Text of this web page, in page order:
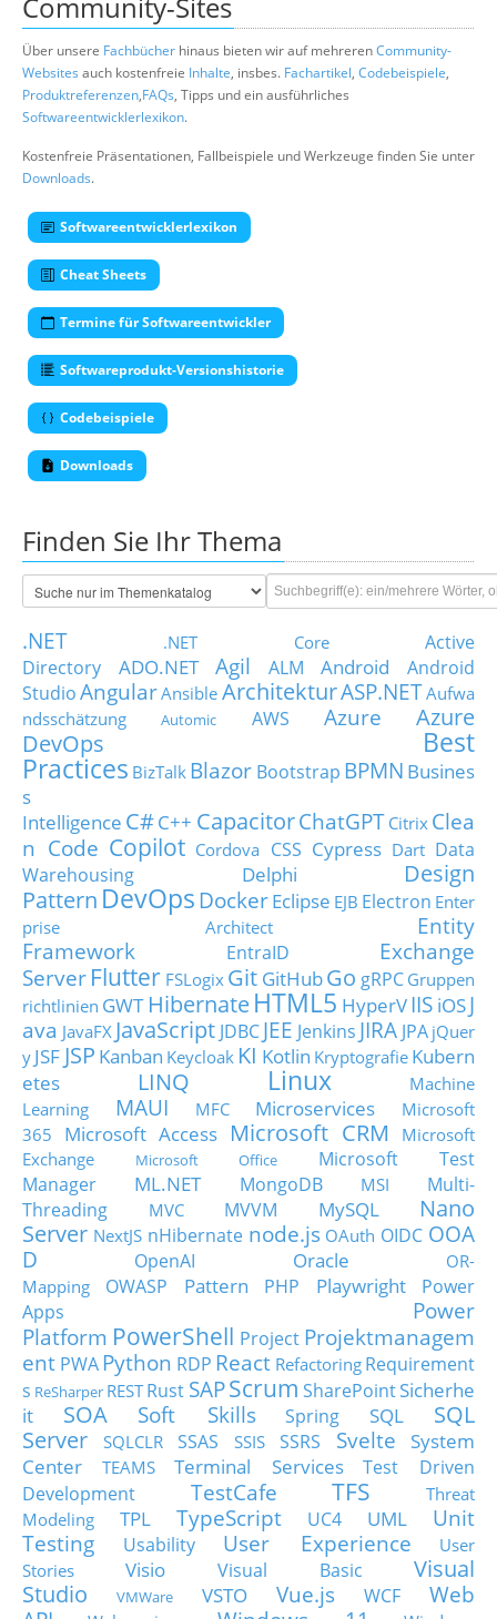
Community-Sites
Über unsere Fachbücher hinaus bieten wir auf mehrerenCommunity-
Websites auch kostenfreie Inhalte, insbes. Fachartikel, Codebeispiele,
Produktreferenzen,FAQs, Tipps und ein ausführliches
Softwareentwicklerlexikon.
Kostenfreie Präsentationen, Fallbeispiele und Werkzeuge finden Sie unter
Downloads.
Softwareentwicklerlexikon
Cheat Sheets
Termine für Softwareentwickler
Softwareprodukt-Versionshistorie
Codebeispiele
Downloads
Finden Sie Ihr Thema
.NET .NET Core
Active
Directory
ADO.NET Agil ALM Android
Android
StudioAngularAnsible ArchitekturASP.NETAufwa
ndsschätzung
Automic AWS Azure
Azure
DevOps
Best
Practices BizTalk Blazor Bootstrap BPMN Busines
s
Intelligence C#C++ CapacitorChatGPT Citrix Clea
n Code Copilot Cordova CSS Cypress Dart Data
Warehousing
Delphi
Design
Pattern DevOps DockerEclipse EJB Electron Enter
prise Architect
Entity
Framework
EntraID
Exchange
Server Flutter FSLogix Git GitHubGo gRPC Gruppen
richtlinien GWT HibernateHTML5 HyperVIIS iOSJ
ava JavaFX JavaScript JDBC JEE Jenkins JIRA JPA jQuer
y JSF JSP Kanban Keycloak KI Kotlin Kryptografie Kubern
etes
LINQ Linux
Machine
Learning
MAUI MFC Microservices
Microsoft
365
Microsoft Access Microsoft CRM
Microsoft
Exchange
Microsoft Office
Microsoft Test
Manager
ML.NET MongoDB MSI
Multi-
Threading
MVC MVVM MySQL
Nano
Server NextJS nHibernate node.js OAuth OIDC OOA
D
OpenAI Oracle
OR-
Mapping
OWASP Pattern PHP Playwright
Power
Apps
Power
Platform PowerShell Project Projektmanagem
ent PWA Python RDP React Refactoring Requirement
s ReSharper RESTRust SAPScrum SharePointSicherhe
it
SOA Soft Skills Spring SQL
SQL
Server
SQLCLR SSAS SSIS SSRS Svelte
System
Center
TEAMS Terminal Services
Test Driven
Development
TestCafe TFS
Threat
Modeling
TPL TypeScript UC4 UML
Unit
Testing
Usability User Experience
User
Stories
Visio Visual Basic
Visual
Studio
VMWare VSTO Vue.js WCF
Web